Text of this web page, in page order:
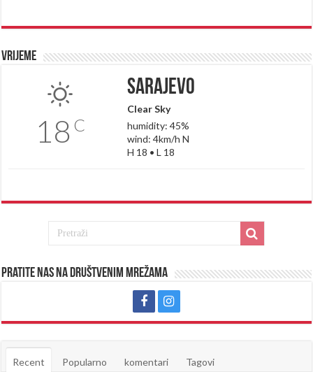
Vrijeme
18 C
Sarajevo
Clear Sky
humidity: 45%
wind: 4km/h N
H 18 • L 18
Pratite nas na društvenim mrežama
Recent Popularno komentari Tagovi